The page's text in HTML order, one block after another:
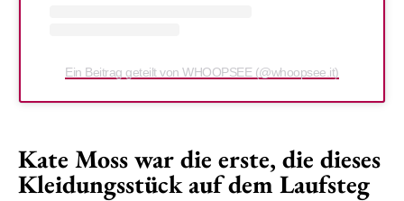
Ein Beitrag geteilt von WHOOPSEE (@whoopsee.it)
Kate Moss war die erste, die dieses
Kleidungsstück auf dem Laufsteg